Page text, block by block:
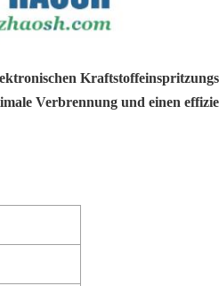
Verbrennung und einen